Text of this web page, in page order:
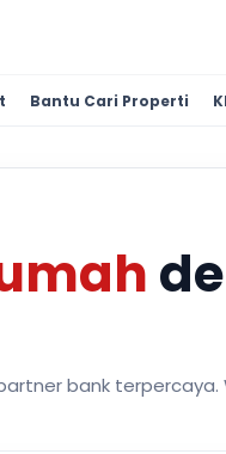
Bantu Cari Properti
bank terpercaya.